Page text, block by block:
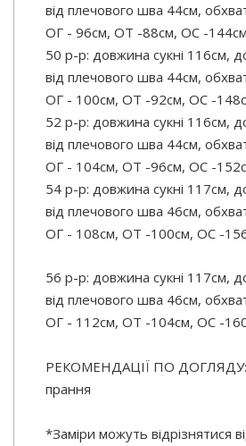
від плечового шва 44см,
ОГ - 96см, ОТ -88см, OC -
50 р-р: довжина сукні 116см,
від плечового шва 44см,
ОГ - 100см, ОТ -92см, OC -
52 р-р: довжина сукні 116см,
від плечового шва 44см,
ОГ - 104см, ОТ -96см, OC -
54 р-р: довжина сукні 117см,
від плечового шва 46см,
ОГ - 108см, ОТ -100см, OC -
56 р-р: довжина сукні 117см,
від плечового шва 46см,
ОГ - 112см, ОТ -104см, OC -
РЕКОМЕНДАЦІЇ ПО ДОГЛЯДУ:
прання
*Заміри можуть відрізнятися